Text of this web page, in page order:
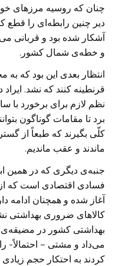
چنان که روسیه مرزهای
دیر چنین رابطه‌ای را قطع
آشکار شده بود و قربانی
و خطه‌ی شمال کشور.
انتظار بعدی این بود که به
قرنطینه کنند که نشد.
نظم لازم برای برخورد با
برد تا مقامات گوناگون
کلّی بگیرند که طبعاً از
ماندند و عقب ماندیم.
جنبه‌ی دیگری که در همین
فسادی اقتصادی است که
آغاز شده و همچنان ادامه
کالاهای ضروری بهداشتی
بهداشتی کشور در
می‌داد و مشتی – احتمالاً-
کردند به احتکار حجم